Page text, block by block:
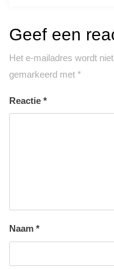
Geef een
Het e-mailadres wordt
gemarkeerd met *
Reactie *
Naam *